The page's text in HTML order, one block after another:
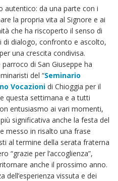
autentico: da una parte con i
la propria vita al Signore e ai
che ha riscoperto il senso di
dialogo, confronto e ascolto,
una crescita condivisa.
di San Giuseppe ha
del “Seminario
Vocazioni di Chioggia per il
questa settimana e a tutti
entusiasmo ai vari momenti,
significativa anche la festa del
messo in risalto una frase
al termine della serata fraterna
“grazie per l’accoglienza”,
anche il prossimo anno.
dell’esperienza vissuta e dei